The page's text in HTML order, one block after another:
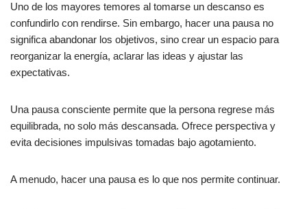
Uno de los mayores temores al tomarse un descanso es
confundirlo con rendirse. Sin embargo, hacer una pausa no
significa abandonar los objetivos, sino crear un espacio para
reorganizar la energía, aclarar las ideas y ajustar las
expectativas.
Una pausa consciente permite que la persona regrese más
equilibrada, no solo más descansada. Ofrece perspectiva y
evita decisiones impulsivas tomadas bajo agotamiento.
A menudo, hacer una pausa es lo que nos permite continuar.